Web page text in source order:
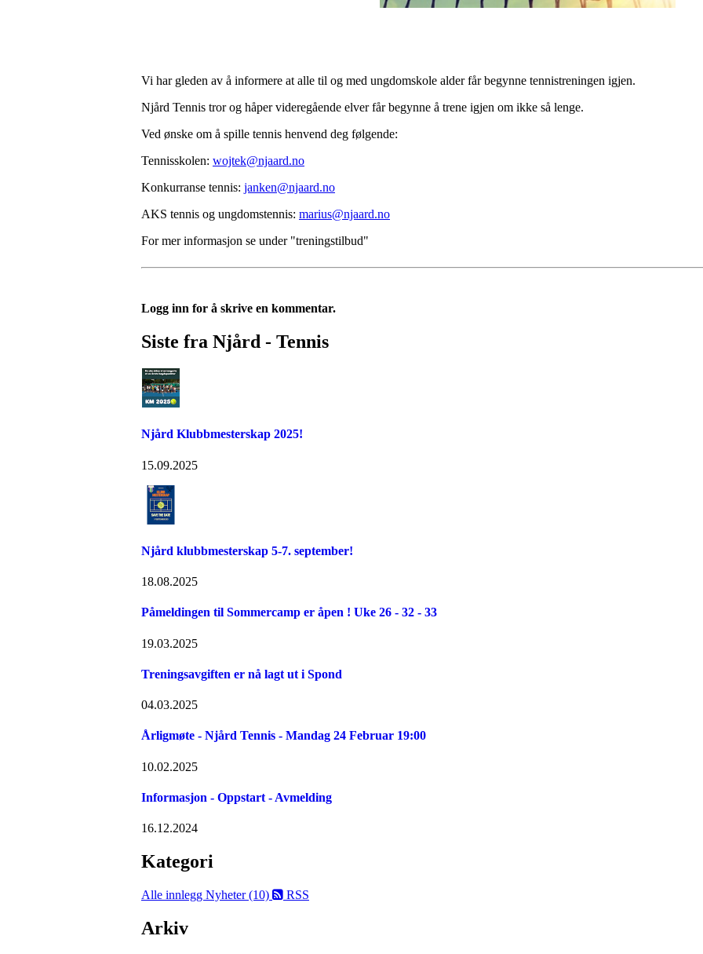
Vi har gleden av å informere at alle til og med ungdomskole alder får begynne tennistreningen igjen.
Njård Tennis tror og håper videregående elver får begynne å trene igjen om ikke så lenge.
Ved ønske om å spille tennis henvend deg følgende:
Tennisskolen: wojtek@njaard.no
Konkurranse tennis: janken@njaard.no
AKS tennis og ungdomstennis: marius@njaard.no
For mer informasjon se under "treningstilbud"
Logg inn for å skrive en kommentar.
Siste fra Njård - Tennis
Njård Klubbmesterskap 2025!
15.09.2025
Njård klubbmesterskap 5-7. september!
18.08.2025
Påmeldingen til Sommercamp er åpen ! Uke 26 - 32 - 33
19.03.2025
Treningsavgiften er nå lagt ut i Spond
04.03.2025
Årligmøte - Njård Tennis - Mandag 24 Februar 19:00
10.02.2025
Informasjon - Oppstart - Avmelding
16.12.2024
Kategori
Alle innlegg Nyheter (10) RSS
Arkiv